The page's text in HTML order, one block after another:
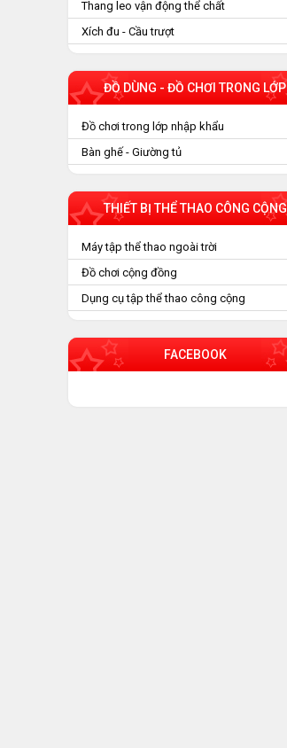
Thang leo vận động thể chất
Xích đu - Cầu trượt
ĐỒ DÙNG - ĐỒ CHƠI TRONG LỚP
Đồ chơi trong lớp nhập khẩu
Bàn ghế - Giường tủ
THIẾT BỊ THỂ THAO CÔNG CỘNG
Máy tập thể thao ngoài trời
Đồ chơi cộng đồng
Dụng cụ tập thể thao công cộng
FACEBOOK